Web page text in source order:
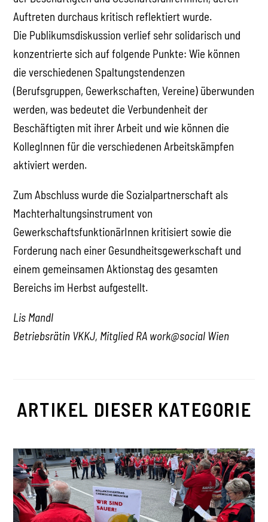
Auftreten durchaus kritisch reflektiert wurde.
Die Publikumsdiskussion verlief sehr solidarisch und
konzentrierte sich auf folgende Punkte: Wie können
die verschiedenen Spaltungstendenzen
(Berufsgruppen, Gewerkschaften, Vereine) überwunden
werden, was bedeutet die Verbundenheit der
Beschäftigten mit ihrer Arbeit und wie können die
KollegInnen für die verschiedenen Arbeitskämpfen
aktiviert werden.
Zum Abschluss wurde die Sozialpartnerschaft als
Machterhaltungsinstrument von
GewerkschaftsfunktionärInnen kritisiert sowie die
Forderung nach einer Gesundheitsgewerkschaft und
einem gemeinsamen Aktionstag des gesamten
Bereichs im Herbst aufgestellt.
Lis Mandl
Betriebsrätin VKKJ, Mitglied RA work@social Wien
ARTIKEL DIESER KATEGORIE